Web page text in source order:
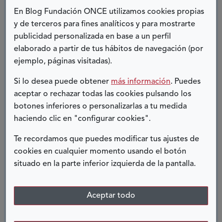
En Blog Fundación ONCE utilizamos cookies propias
y de terceros para fines analíticos y para mostrarte
publicidad personalizada en base a un perfil
elaborado a partir de tus hábitos de navegación (por
ejemplo, páginas visitadas).
Si lo desea puede obtener más información. Puedes
aceptar o rechazar todas las cookies pulsando los
botones inferiores o personalizarlas a tu medida
haciendo clic en "configurar cookies".
Te recordamos que puedes modificar tus ajustes de
cookies en cualquier momento usando el botón
situado en la parte inferior izquierda de la pantalla.
Aceptar todo
Al final, el deporte me ha permitido competir,
entrenar, viajar, gestionar… vivir de manera
independiente.
Por cierto, me llamo Bea y tengo espina bífida.
Beatriz Álvarez Valderrama
COMPARTIR:
Twitter
Facebook
LinkedIn
Telegram
ENTRADAS RELACIONADAS